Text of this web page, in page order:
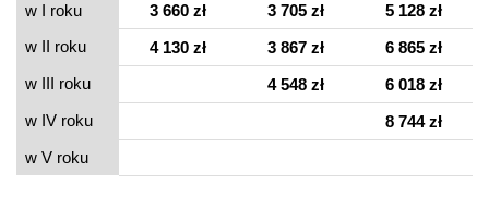
w I roku
3 660 zł 3 705 zł
5 128 zł
w II roku
4 130 zł 3 867 zł
6 865 zł
w III roku
4 548 zł
6 018 zł
w IV roku
8 744 zł
w V roku